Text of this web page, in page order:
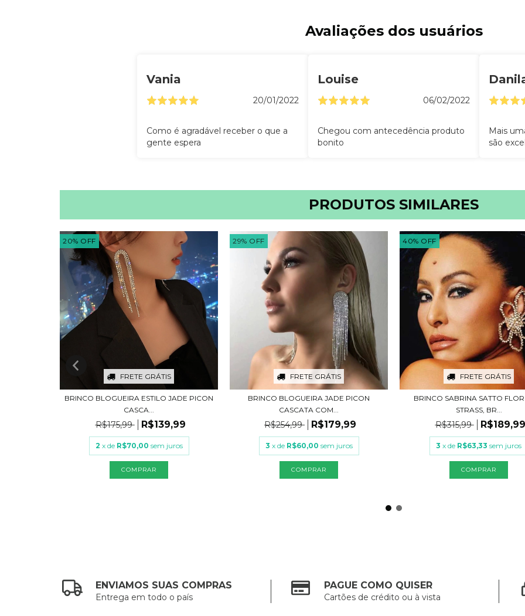
Avaliações dos usuários
Vania
20/01/2022
Como é agradável receber o que a
gente espera
Louise
06/02/2022
Chegou com antecedência produto
bonito
Mais
são
PRODUTOS SIMILARES
20% OFF
FRETE GRÁTIS
BRINCO BLOGUEIRA ESTILO JADE PICON
CASCA...
R$175,99 R$139,99
2 x de R$70,00 sem juros
COMPRAR
29% OFF
FRETE GRÁTIS
BRINCO BLOGUEIRA JADE PICON
CASCATA COM...
R$254,99 R$179,99
3 x de R$60,00 sem juros
COMPRAR
40% OFF
FRETE GRÁTIS
BRINCO SABRINA SATTO
STRASS, BR...
R$315,99 R$189,99
3 x de R$63,33 sem juros
COMPRAR
ENVIAMOS SUAS COMPRAS
Entrega em todo o país
PAGUE COMO QUISER
Cartões de crédito ou à vista